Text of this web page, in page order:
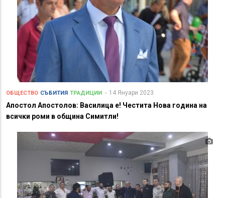
ОБЩЕСТВО СЪБИТИЯ ТРАДИЦИИ 14 Януари 2023
Апостол Апостолов: Василица е! Честита Нова година на
всички роми в община Симитли!